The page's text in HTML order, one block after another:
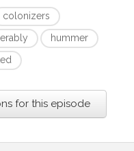
colonizers
hummer
for this episode